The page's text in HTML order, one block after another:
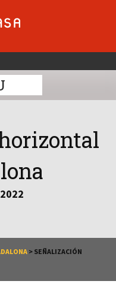
2022
> SEÑALIZACIÓN